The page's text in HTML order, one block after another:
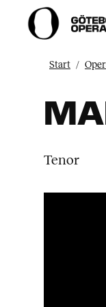
Start
Tenor